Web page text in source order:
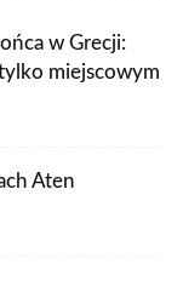
Wielka Brytania
w Grecji:
miejscowym
Aten